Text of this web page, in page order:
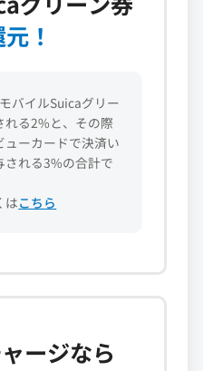
！
バイルSuicaグリー
れる2%と、その際
ーカードで決済い
される3%の合計で
はこちら
ージなら